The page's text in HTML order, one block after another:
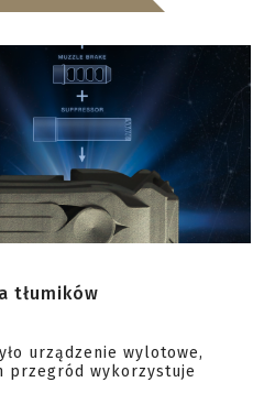
tłumików
urządzenie wylotowe,
przegród wykorzystuje